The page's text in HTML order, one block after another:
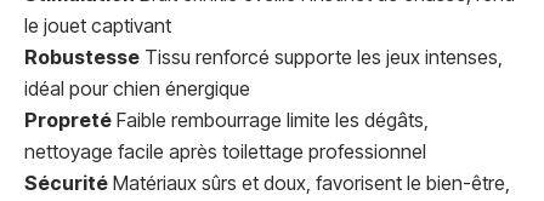
le jouet captivant
Robustesse Tissu renforcé supporte les jeux intenses,
idéal pour chien énergique
Propreté Faible rembourrage limite les dégâts,
nettoyage facile après toilettage professionnel
Sécurité Matériaux sûrs et doux, favorisent le bien-être,